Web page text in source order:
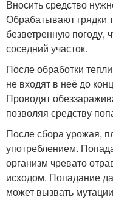
Вносить средство
Обрабатывают грядки
безветренную погоду,
соседний участок.
После обработки
не входят в неё до
Проводят
позволяя средству
После сбора урожая,
употреблением.
организм чревато
исходом. Попадание
может вызвать